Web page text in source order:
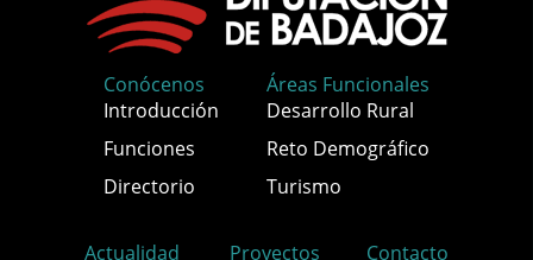
Conócenos
Introducción
Funciones
Directorio
Áreas Funcionales
Desarrollo Rural
Reto Demográfico
Turismo
Actualidad Proyectos Contacto